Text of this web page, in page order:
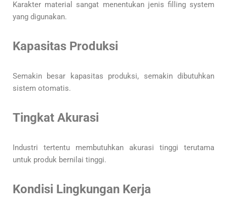
Karakter material sangat menentukan jenis filling system
yang digunakan.
Kapasitas Produksi
Semakin besar kapasitas produksi, semakin dibutuhkan
sistem otomatis.
Tingkat Akurasi
Industri tertentu membutuhkan akurasi tinggi terutama
untuk produk bernilai tinggi.
Kondisi Lingkungan Kerja